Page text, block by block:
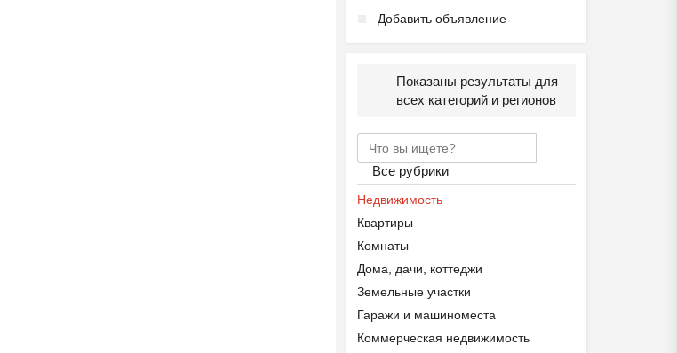
Добавить объявление
Показаны результаты для
всех категорий и регионов
Все рубрики
Недвижимость
Квартиры
Комнаты
Дома, дачи, коттеджи
Земельные участки
Гаражи и машиноместа
Коммерческая недвижимость